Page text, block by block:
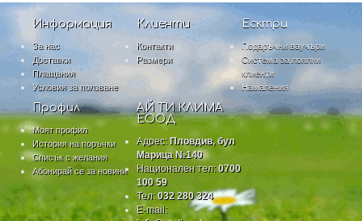
Информация
За нас
Доставки
Плащания
Условия за ползване
Клиенти
Контакти
Размери
Есктри
Подаръчни ваучъри
Система за лоялни
клиенти
Намаления
Профил
Моят профил
История на поръчки
Списък с желания
Абонирай се за новини
АЙ ТИ КЛИМА
ЕООД
Адрес:Пловдив, бул
Марица №140
Национален тел:0700
100 59
Тел:032 280 324
E-mail: